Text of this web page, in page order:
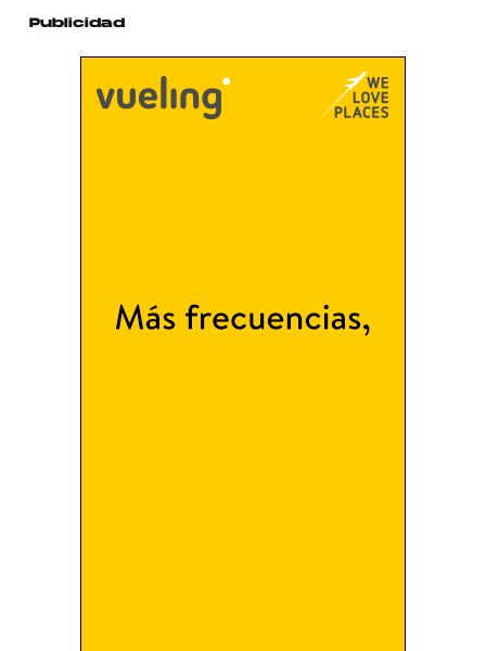
Publicidad